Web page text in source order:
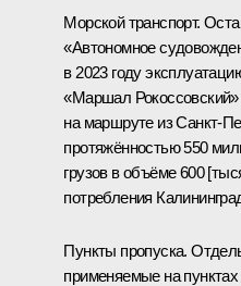
Морской транспорт.
«Автономное
в 2023 году
«Маршал Рокоссовский»
на маршруте из Санкт-
протяжённостью 550
грузов в объёме 600
потребления
Пункты пропуска.
применяемые на